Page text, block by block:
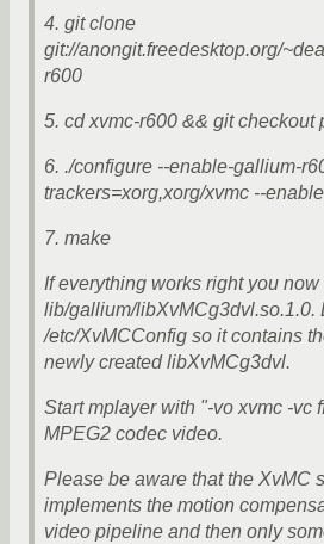
4. git clone
git://anongit.freedesktop.org/
r600
5. cd xvmc-r600 && git checkout
6. ./configure --enable-gallium-
trackers=xorg,xorg/xvmc --
7. make
If everything works right you
lib/gallium/libXvMCg3dvl.so.1.0.
/etc/XvMCConfig so it contains
newly created libXvMCg3dvl.
Start mplayer with "-vo xvmc -vc
MPEG2 codec video.
Please be aware that the XvMC
implements the motion
video pipeline and then only